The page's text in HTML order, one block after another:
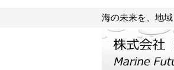
海の未来を、地域